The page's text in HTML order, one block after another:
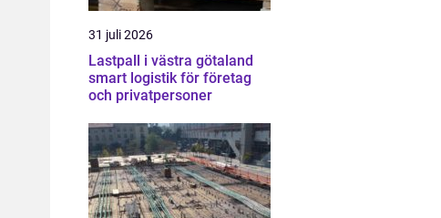
31 juli 2026
Lastpall i västra götaland
smart logistik för företag
och privatpersoner